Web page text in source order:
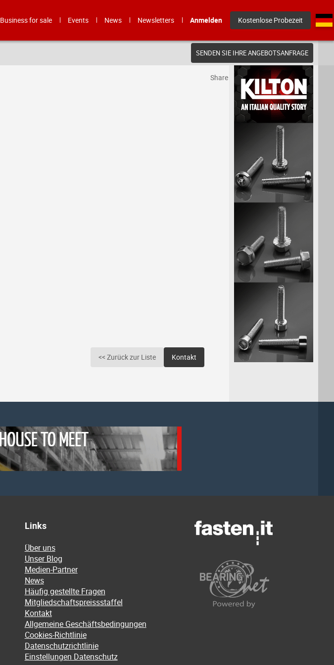
Business for sale Events News Newsletters Anmelden Kostenlose Probezeit
SENDEN SIE IHRE ANGEBOTSANFRAGE
<< Zurück zur Liste Kontakt
Share
Links
Über uns
Unser Blog
Medien-Partner
News
Häufig gestellte Fragen
Mitgliedschaftspreissstaffel
Kontakt
Allgemeine Geschäftsbedingungen
Cookies-Richtlinie
Datenschutzrichtlinie
Einstellungen Datenschutz